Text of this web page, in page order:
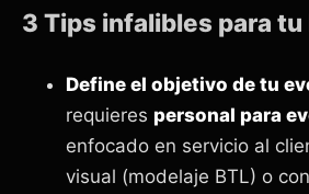
3 Tips infalibles para
Define el objetivo de tu
requieres personal para
enfocado en servicio al
visual (modelaje BTL) o